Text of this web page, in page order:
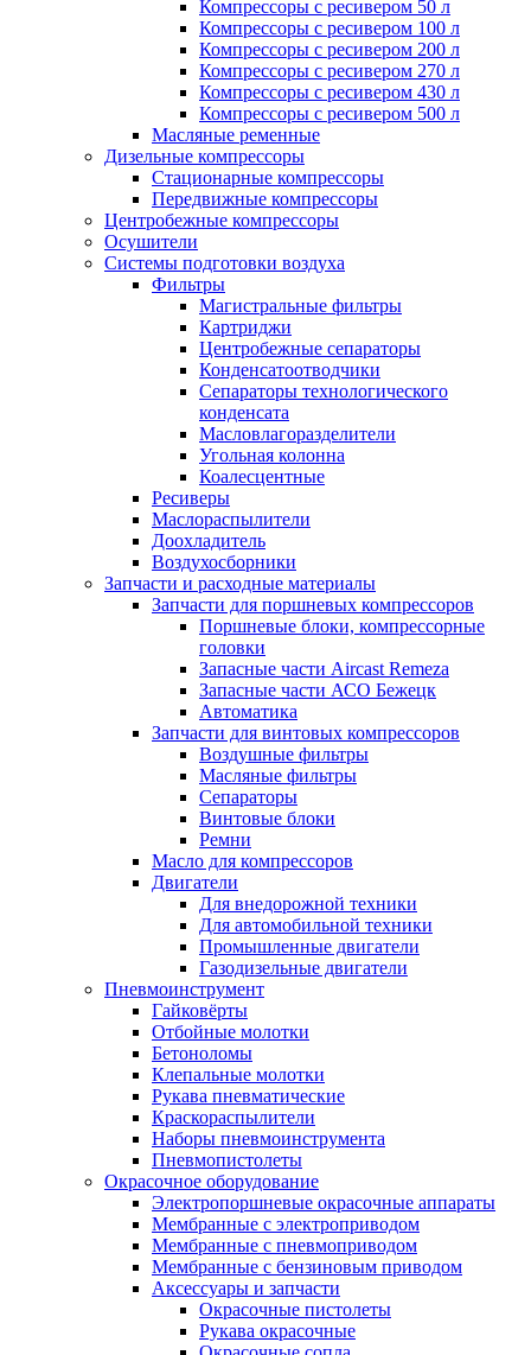
Компрессоры с ресивером 50 л
Компрессоры с ресивером 100 л
Компрессоры с ресивером 200 л
Компрессоры с ресивером 270 л
Компрессоры с ресивером 430 л
Компрессоры с ресивером 500 л
Масляные ременные
Дизельные компрессоры
Стационарные компрессоры
Передвижные компрессоры
Центробежные компрессоры
Осушители
Системы подготовки воздуха
Фильтры
Магистральные фильтры
Картриджи
Центробежные сепараторы
Конденсатоотводчики
Сепараторы технологического
конденсата
Масловлагоразделители
Угольная колонна
Коалесцентные
Ресиверы
Маслораспылители
Доохладитель
Воздухосборники
Запчасти и расходные материалы
Запчасти для поршневых компрессоров
Поршневые блоки, компрессорные
головки
Запасные части Aircast Remeza
Запасные части АСО Бежецк
Автоматика
Запчасти для винтовых компрессоров
Воздушные фильтры
Масляные фильтры
Сепараторы
Винтовые блоки
Ремни
Масло для компрессоров
Двигатели
Для внедорожной техники
Для автомобильной техники
Промышленные двигатели
Газодизельные двигатели
Пневмоинструмент
Гайковёрты
Отбойные молотки
Бетоноломы
Клепальные молотки
Рукава пневматические
Краскораспылители
Наборы пневмоинструмента
Пневмопистолеты
Окрасочное оборудование
Электропоршневые окрасочные аппараты
Мембранные с электроприводом
Мембранные с пневмоприводом
Мембранные с бензиновым приводом
Аксессуары и запчасти
Окрасочные пистолеты
Рукава окрасочные